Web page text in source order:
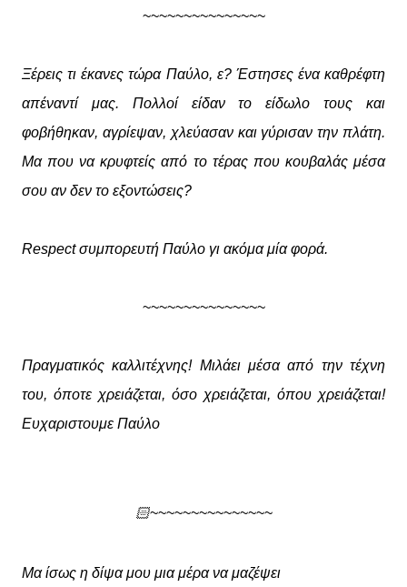
~~~~~~~~~~~~~~~
Ξέρεις τι έκανες τώρα Παύλο, ε? Έστησες ένα καθρέφτη
απέναντί μας. Πολλοί είδαν το είδωλο τους και
φοβήθηκαν, αγρίεψαν, χλεύασαν και γύρισαν την πλάτη.
Μα που να κρυφτείς από το τέρας που κουβαλάς μέσα
σου αν δεν το εξοντώσεις?
Respect συμπορευτή Παύλο γι ακόμα μία φορά.
~~~~~~~~~~~~~~~
Πραγματικός καλλιτέχνης! Μιλάει μέσα από την τέχνη
του, όποτε χρειάζεται, όσο χρειάζεται, όπου χρειάζεται!
Ευχαριστουμε Παύλο
🏻~~~~~~~~~~~~~~~
Μα ίσως η δίψα μου μια μέρα να μαζέψει